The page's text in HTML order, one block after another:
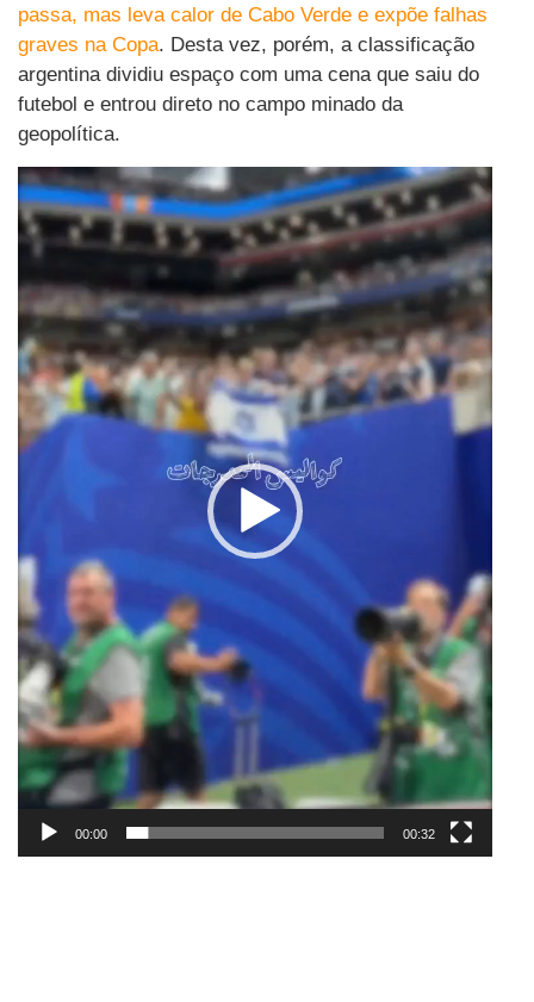
passa, mas leva calor de Cabo Verde e expõe falhas
graves na Copa. Desta vez, porém, a classificação
argentina dividiu espaço com uma cena que saiu do
futebol e entrou direto no campo minado da
geopolítica.
Tocador
de
vídeo
00:00 00:32